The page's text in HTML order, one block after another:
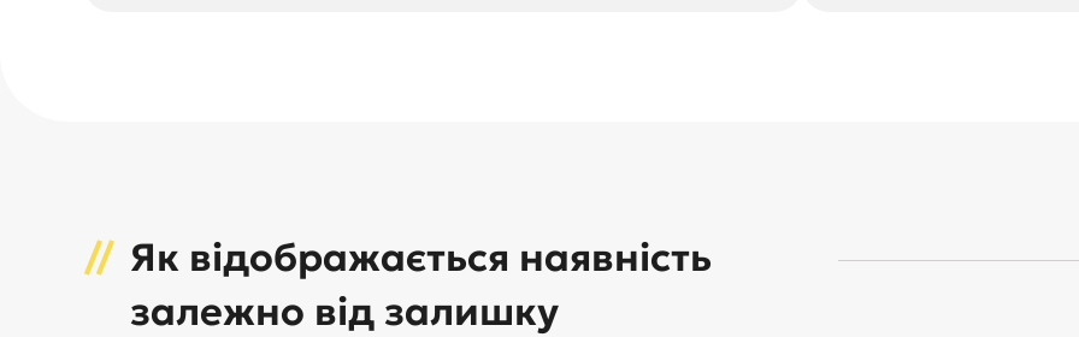
Як відображається наявність
залежно від залишку